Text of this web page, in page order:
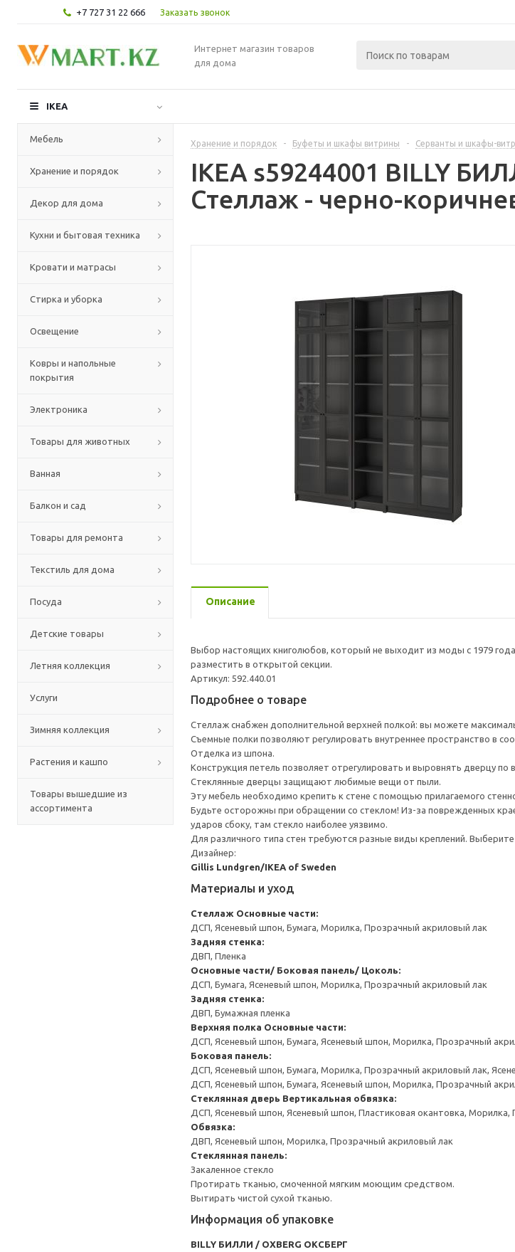
+7 727 31 22 666 Заказать звонок
Интернет магазин товаров
для дома
IKEA
Мебель
Хранение и порядок
Декор для дома
Кухни и бытовая техника
Кровати и матрасы
Стирка и уборка
Освещение
Ковры и напольные
покрытия
Электроника
Товары для животных
Ванная
Балкон и сад
Товары для ремонта
Текстиль для дома
Посуда
Детские товары
Летняя коллекция
Услуги
Зимняя коллекция
Растения и кашпо
Товары вышедшие из
ассортимента
Хранение и порядок - Буфеты и шкафы витрины - Серванты и шкафы-
IKEA s59244001 BILLY
Стеллаж - черно-
Описание
Выбор настоящих книголюбов, который не выходит из моды с 1979
разместить в открытой секции.
Артикул: 592.440.01
Подробнее о товаре
Стеллаж снабжен дополнительной верхней полкой: вы можете
Съемные полки позволяют регулировать внутреннее пространство в
Отделка из шпона.
Конструкция петель позволяет отрегулировать и выровнять дверцу по
Стеклянные дверцы защищают любимые вещи от пыли.
Эту мебель необходимо крепить к стене с помощью прилагаемого
Будьте осторожны при обращении со стеклом! Из-за поврежденных
ударов сбоку, там стекло наиболее уязвимо.
Для различного типа стен требуются разные виды креплений.
Дизайнер:
Gillis Lundgren/IKEA of Sweden
Материалы и уход
Стеллаж Основные части:
ДСП, Ясеневый шпон, Бумага, Морилка, Прозрачный акриловый лак
Задняя стенка:
ДВП, Пленка
Основные части/ Боковая панель/ Цоколь:
ДСП, Бумага, Ясеневый шпон, Морилка, Прозрачный акриловый лак
Задняя стенка:
ДВП, Бумажная пленка
Верхняя полка Основные части:
ДСП, Ясеневый шпон, Бумага, Ясеневый шпон, Морилка, Прозрачный
Боковая панель:
ДСП, Ясеневый шпон, Бумага, Морилка, Прозрачный акриловый лак,
ДСП, Ясеневый шпон, Бумага, Ясеневый шпон, Морилка, Прозрачный
Стеклянная дверь Вертикальная обвязка:
ДСП, Ясеневый шпон, Ясеневый шпон, Пластиковая окантовка, Морилка,
Обвязка:
ДВП, Ясеневый шпон, Морилка, Прозрачный акриловый лак
Стеклянная панель:
Закаленное стекло
Протирать тканью, смоченной мягким моющим средством.
Вытирать чистой сухой тканью.
Информация об упаковке
BILLY БИЛЛИ / OXBERG ОКСБЕРГ